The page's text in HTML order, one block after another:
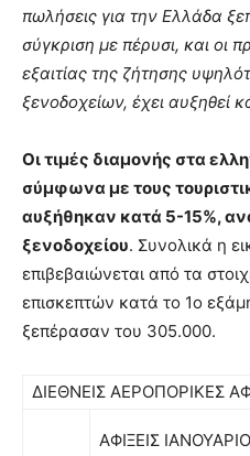
πωλήσεις για την Ελλάδα
σύγκριση με πέρυσι, και οι
εξαιτίας της ζήτησης
ξενοδοχείων, έχει αυξηθεί
Οι τιμές διαμονής στα
σύμφωνα με τους
αυξήθηκαν κατά 5-15%,
ξενοδοχείου. Συνολικά η
επιβεβαιώνεται από τα
επισκεπτών κατά το 1ο
ξεπέρασαν του 305.000.
ΔΙΕΘΝΕΙΣ ΑΕΡΟΠΟΡΙΚΕΣ
ΑΦΙΞΕΙΣ